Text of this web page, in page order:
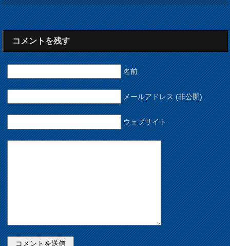
コメントを残す
名前
メールアドレス (非公開)
ウェブサイト